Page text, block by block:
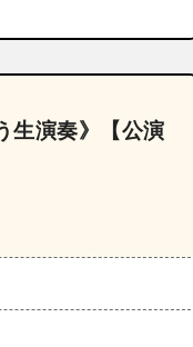
演奏》【公演